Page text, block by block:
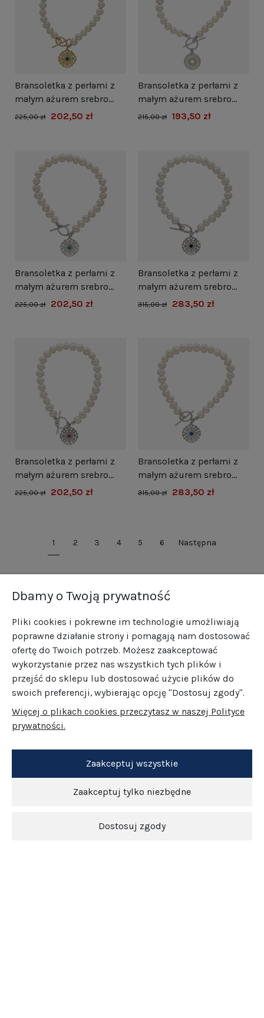
Bransoletka z perłami z
małym ażurem srebro
pozłacane
225,00 zł 202,50 zł
Bransoletka z perłami z
małym ażurem srebro
rodowane
215,00 zł 193,50 zł
Bransoletka z perłami z
małym ażurem srebro
rodowane
225,00 zł 202,50 zł
Bransoletka z perłami z
małym ażurem srebro
rodowane
315,00 zł 283,50 zł
Bransoletka z perłami z
małym ażurem srebro
rodowane
225,00 zł 202,50 zł
Bransoletka z perłami z
małym ażurem srebro
rodowane
315,00 zł 283,50 zł
1 2 3 4 5 6 Następna
Dbamy o Twoją prywatność
Pliki cookies i pokrewne im technologie umożliwiają
poprawne działanie strony i pomagają nam dostosować
ofertę do Twoich potrzeb. Możesz zaakceptować
wykorzystanie przez nas wszystkich tych plików i
przejść do sklepu lub dostosować użycie plików do
swoich preferencji, wybierając opcję "Dostosuj zgody".
Więcej o plikach cookies przeczytasz w naszej Polityce
prywatności.
Zaakceptuj tylko niezbędne
Dostosuj zgody
Zaakceptuj wszystkie